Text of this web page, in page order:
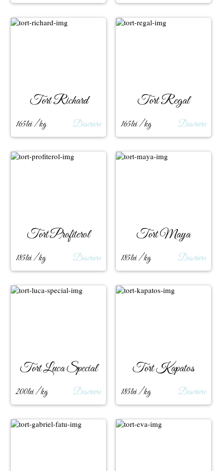
Tort Richard
165lei / kg Descriere
Tort Regal
165lei / kg Descriere
Tort Profiterol
185lei / kg Descriere
Tort Maya
185lei / kg Descriere
Tort Luca Special
200lei / kg Descriere
Tort Kapatos
185lei / kg Descriere